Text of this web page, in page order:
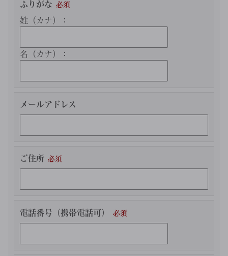
ふりがな
姓（カナ）：
名（カナ）：
メールアドレス
ご住所
電話番号（携帯電話可）